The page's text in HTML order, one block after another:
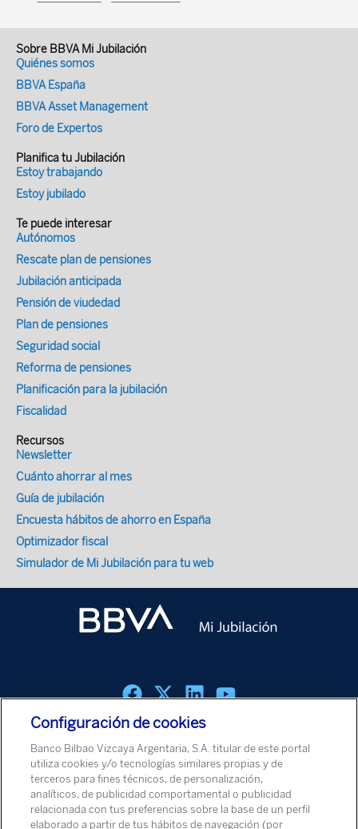
Sobre BBVA Mi Jubilación
Quiénes somos
BBVA España
BBVA Asset Management
Foro de Expertos
Planifica tu Jubilación
Estoy trabajando
Estoy jubilado
Te puede interesar
Autónomos
Rescate plan de pensiones
Jubilación anticipada
Pensión de viudedad
Plan de pensiones
Seguridad social
Reforma de pensiones
Planificación para la jubilación
Fiscalidad
Recursos
Newsletter
Cuánto ahorrar al mes
Guía de jubilación
Encuesta hábitos de ahorro en España
Optimizador fiscal
Simulador de Mi Jubilación para tu web
Política de cookies Aviso Legal
Política de Protección de Datos
Aviso de Seguridad
© Banco Bilbao Vizcaya Argentaria, S.A. 2026
Configuración de cookies
Banco Bilbao Vizcaya Argentaria, S.A. titular de este portal
utiliza cookies y/o tecnologías similares propias y de
terceros para fines técnicos, de personalización,
analíticos, de publicidad comportamental o publicidad
relacionada con tus preferencias sobre la base de un perfil
elaborado a partir de tus hábitos de navegación (por